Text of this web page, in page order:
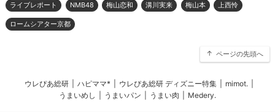
ライブレポート NMB48 梅山恋和 溝川実来 梅山本 上西怜
ロームシアター京都
ページの先頭へ
ウレぴあ総研 ハピママ* ウレぴあ総研 ディズニー特集 mimot.
うまいめし
うまいパン うまい肉 Medery.